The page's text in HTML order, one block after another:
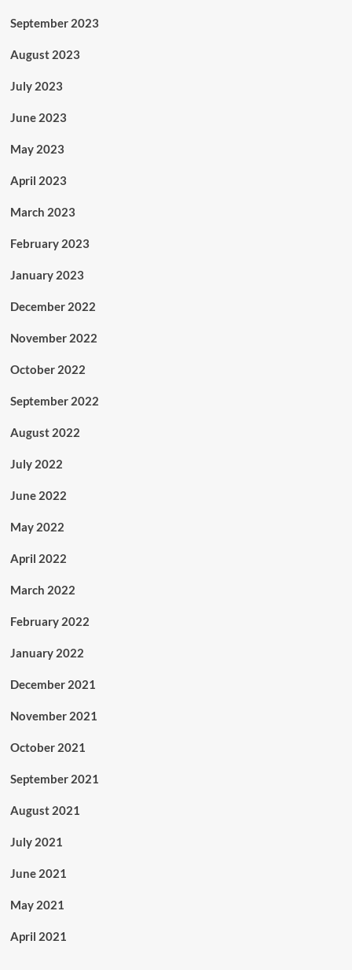
September 2023
August 2023
July 2023
June 2023
May 2023
April 2023
March 2023
February 2023
January 2023
December 2022
November 2022
October 2022
September 2022
August 2022
July 2022
June 2022
May 2022
April 2022
March 2022
February 2022
January 2022
December 2021
November 2021
October 2021
September 2021
August 2021
July 2021
June 2021
May 2021
April 2021